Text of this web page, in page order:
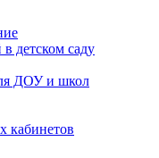
детском саду
ДОУ и школ
кабинетов